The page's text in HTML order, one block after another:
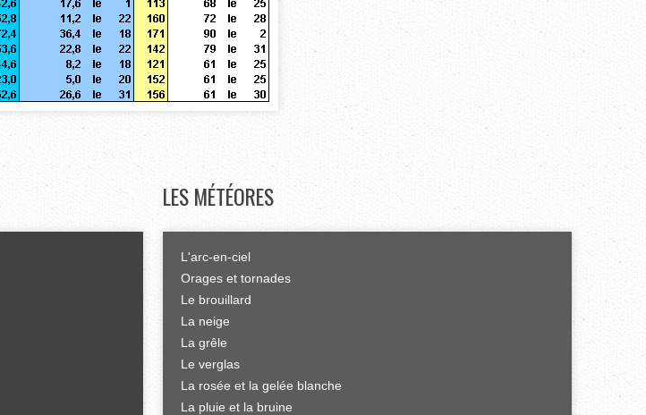
LES MÉTÉORES
L'arc-en-ciel
Orages et tornades
Le brouillard
La neige
La grêle
Le verglas
La rosée et la gelée blanche
La pluie et la bruine